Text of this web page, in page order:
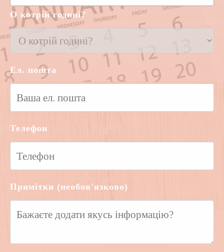
О котрій годині?
Ел. пошта
Телефон
Примітки (необов'язково)